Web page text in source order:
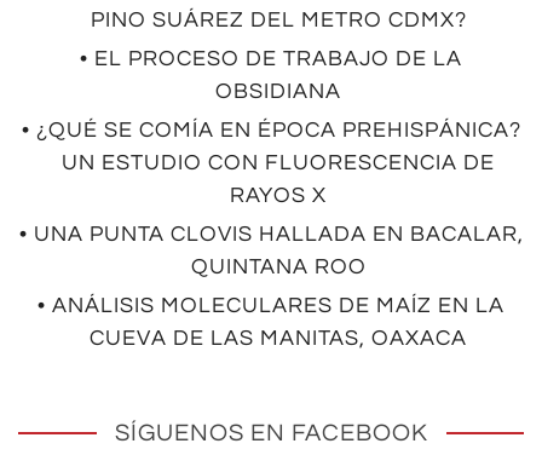
PINO SUÁREZ DEL METRO CDMX?
• EL PROCESO DE TRABAJO DE LA
OBSIDIANA
• ¿QUÉ SE COMÍA EN ÉPOCA PREHISPÁNICA?
UN ESTUDIO CON FLUORESCENCIA DE
RAYOS X
• UNA PUNTA CLOVIS HALLADA EN BACALAR,
QUINTANA ROO
• ANÁLISIS MOLECULARES DE MAÍZ EN LA
CUEVA DE LAS MANITAS, OAXACA
SÍGUENOS EN FACEBOOK